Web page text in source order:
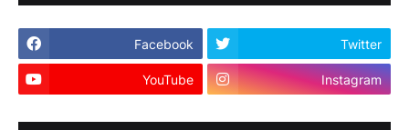
Facebook Twitter
YouTube Instagram